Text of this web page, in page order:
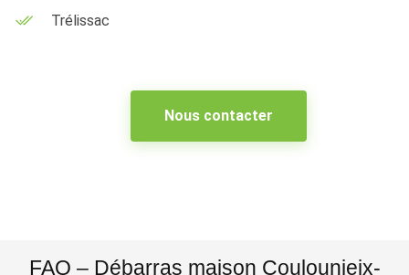
Trélissac
Nous contacter
FAQ – Débarras maison Coulounieix-